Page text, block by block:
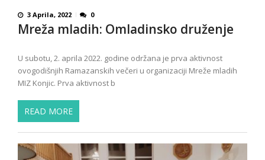
3 Aprila, 2022 0
Mreža mladih: Omladinsko druženje
U subotu, 2. aprila 2022. godine održana je prva aktivnost
ovogodišnjih Ramazanskih večeri u organizaciji Mreže mladih
MIZ Konjic. Prva aktivnost b
READ MORE